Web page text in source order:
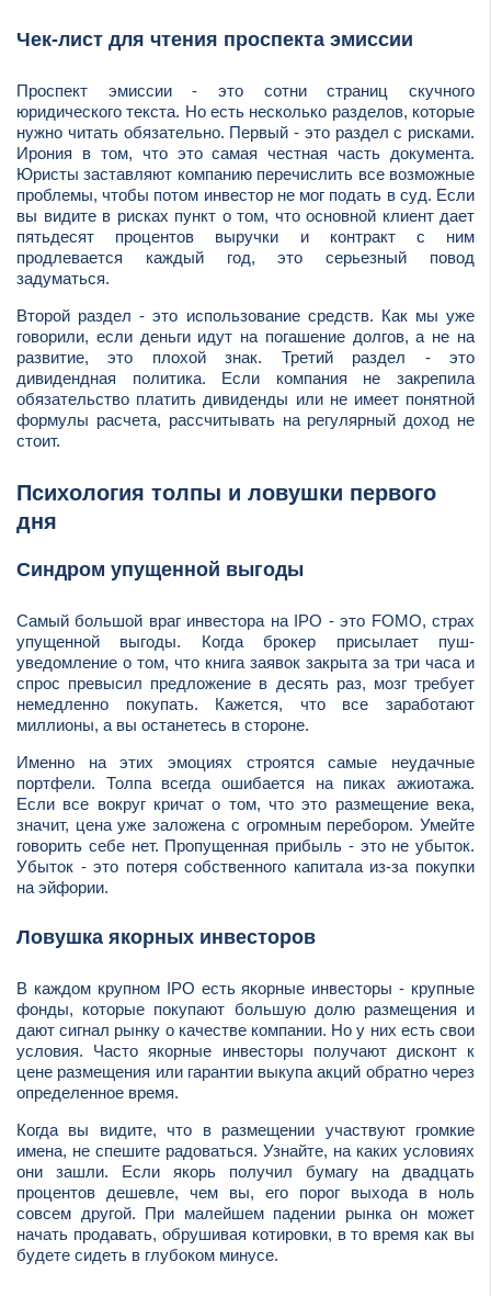
Чек-лист для чтения проспекта эмиссии
Проспект эмиссии - это сотни страниц скучного
юридического текста. Но есть несколько разделов, которые
нужно читать обязательно. Первый - это раздел с рисками.
Ирония в том, что это самая честная часть документа.
Юристы заставляют компанию перечислить все возможные
проблемы, чтобы потом инвестор не мог подать в суд. Если
вы видите в рисках пункт о том, что основной клиент дает
пятьдесят процентов выручки и контракт с ним
продлевается каждый год, это серьезный повод
задуматься.
Второй раздел - это использование средств. Как мы уже
говорили, если деньги идут на погашение долгов, а не на
развитие, это плохой знак. Третий раздел - это
дивидендная политика. Если компания не закрепила
обязательство платить дивиденды или не имеет понятной
формулы расчета, рассчитывать на регулярный доход не
стоит.
Психология толпы и ловушки первого
дня
Синдром упущенной выгоды
Самый большой враг инвестора на IPO - это FOMO, страх
упущенной выгоды. Когда брокер присылает пуш-
уведомление о том, что книга заявок закрыта за три часа и
спрос превысил предложение в десять раз, мозг требует
немедленно покупать. Кажется, что все заработают
миллионы, а вы останетесь в стороне.
Именно на этих эмоциях строятся самые неудачные
портфели. Толпа всегда ошибается на пиках ажиотажа.
Если все вокруг кричат о том, что это размещение века,
значит, цена уже заложена с огромным перебором. Умейте
говорить себе нет. Пропущенная прибыль - это не убыток.
Убыток - это потеря собственного капитала из-за покупки
на эйфории.
Ловушка якорных инвесторов
В каждом крупном IPO есть якорные инвесторы - крупные
фонды, которые покупают большую долю размещения и
дают сигнал рынку о качестве компании. Но у них есть свои
условия. Часто якорные инвесторы получают дисконт к
цене размещения или гарантии выкупа акций обратно через
определенное время.
Когда вы видите, что в размещении участвуют громкие
имена, не спешите радоваться. Узнайте, на каких условиях
они зашли. Если якорь получил бумагу на двадцать
процентов дешевле, чем вы, его порог выхода в ноль
совсем другой. При малейшем падении рынка он может
начать продавать, обрушивая котировки, в то время как вы
будете сидеть в глубоком минусе.